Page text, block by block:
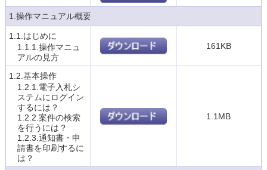
1.操作マニュアル概要
1.1.はじめに
1.1.1.操作マニュ
アルの見方
161KB
1.2.基本操作
1.2.1.電子入札シ
ステムにログイン
するには？
1.2.2.案件の検索
を行うには？
1.2.3.通知書・申
請書を印刷するに
は？
1.1MB